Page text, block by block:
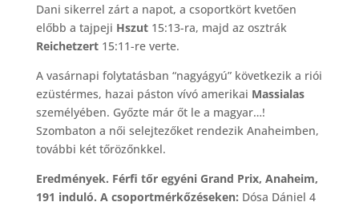
Dani sikerrel zárt a napot, a csoportkört kvetően
előbb a tajpeji Hszut15:13-ra, majd az osztrák
Reichetzert15:11-re verte.
A vasárnapi folytatásban “nagyágyú” következik a riói
ezüstérmes, hazai páston vívó amerikai Massialas
személyében. Győzte már őt le a magyar…!
Szombaton a női selejtezőket rendezik Anaheimben,
további két tőrözőnkkel.
Eredmények. Férfi tőr egyéni Grand Prix, Anaheim,
191 induló. A csoportmérkőzéseken: Dósa Dániel 4